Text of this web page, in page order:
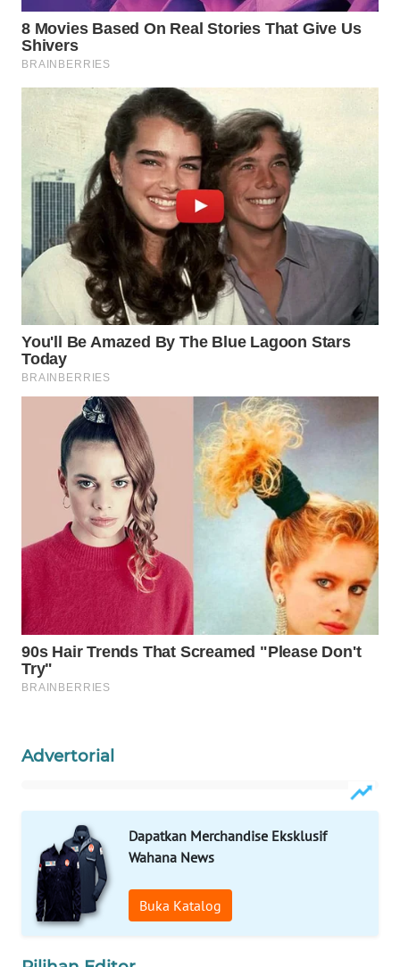
Advertorial
Dapatkan Merchandise Eksklusif
Wahana News
Buka Katalog
ID
WAHANANEWS
WAHANANEWS
NET
WAHANA
SPORT
WAHANA
WAHANA
SELEB
PERSONA
WAHANA
OTOMOTIF
WAHANA
HEALTH
WAHANA
DESA
WISATA
LAPAK
WAHANA
Network
MASYARAKAT
KELISTRIKAN
WALINKI